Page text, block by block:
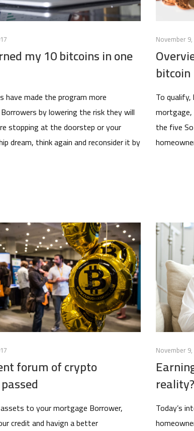
my 10 bitcoins in one
have made the program more
by lowering the risk they will
stopping at the doorstep or your
dream, think again and reconsider it by
November
bitcoin
To
mortgage,
the five
forum of crypto
to your mortgage Borrower,
credit and havign a better
November
reality?
Today’s